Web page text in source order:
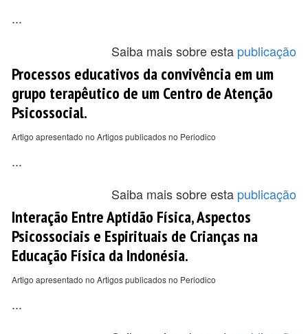
...
Saiba mais sobre esta publicação
Processos educativos da convivência em um
grupo terapêutico de um Centro de Atenção
Psicossocial.
Artigo apresentado no Artigos publicados no Periodico
...
Saiba mais sobre esta publicação
Interação Entre Aptidão Física, Aspectos
Psicossociais e Espirituais de Crianças na
Educação Física da Indonésia.
Artigo apresentado no Artigos publicados no Periodico
...